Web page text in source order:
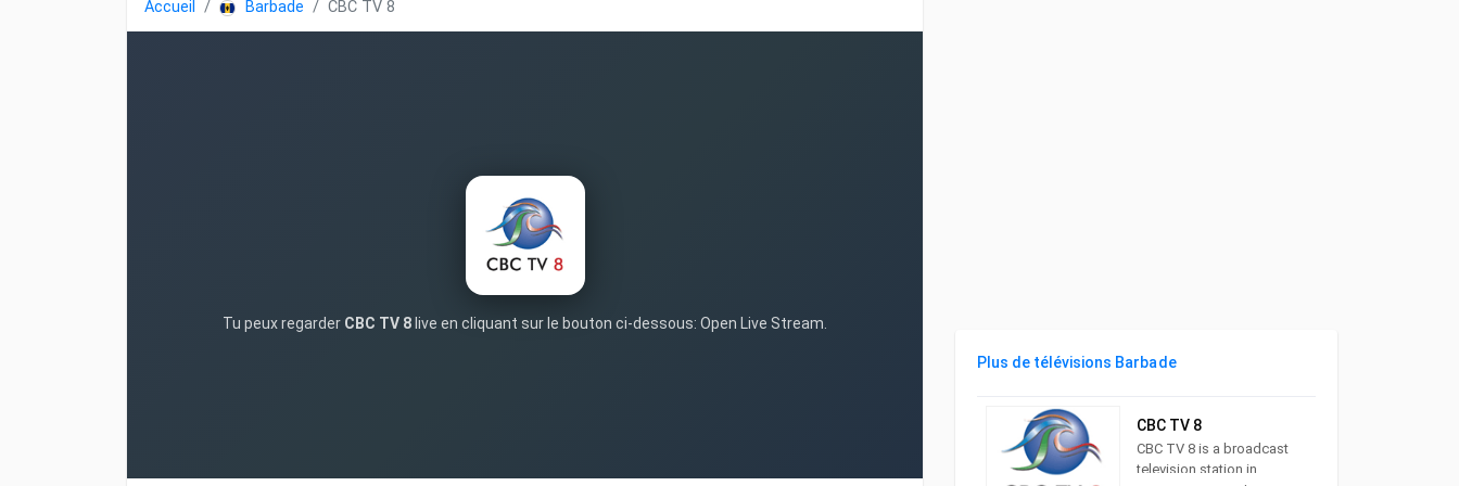
Accueil Barbade CBC TV 8
Tu peux regarder CBC TV 8 live en cliquant sur le bouton ci-dessous: Open Live Stream.
Plus de télévisions Barbade
CBC TV 8
CBC TV 8 is a broadcast
television station in